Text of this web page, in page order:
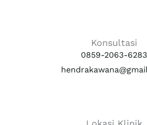
Konsultasi
0859-2063-6283